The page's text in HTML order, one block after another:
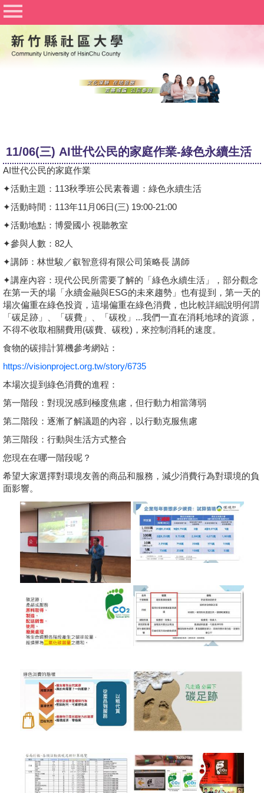
社區大學聯合網
竹北社區大學
行事曆
課程資訊
志工與社團
Q&A
文件下載
相關連結
活動花絮
影音專區
11/06(三) AI世代公民的家庭作業-綠色永續生活
AI世代公民的家庭作業
✦活動主題：113秋季班公民素養週：綠色永續生活
✦活動時間：113年11月06日(三) 19:00-21:00
✦活動地點：博愛國小 視聽教室
✦參與人數：82人
✦講師： 林世駿／叡智意得有限公司策略長 講師
✦講座內容 ： 現代公民所需要了解的「綠色永續生活」，部分觀念
在第一天的場「永續金融與ESG的未來趨勢」也有提到，第一天的
場次偏重在綠色投資，這場偏重在綠色消費，也比較詳細說明何謂
「碳足跡」、「碳費」、「碳稅」...我們一直在消耗地球的資源，
不得不收取相關費用(碳費、碳稅)，來控制消耗的速度。
食物的碳排計算機參考網站：
https://visionproject.org.tw/story/6735
本場次提到綠色消費的進程：
第一階段：對現況感到極度焦慮，但行動力相當薄弱
第二階段：逐漸了解議題的內容，以行動克服焦慮
第三階段：行動與生活方式整合
您現在在哪一階段呢？
希望大家選擇對環境友善的商品和服務，減少消費行為對環境的負
面影響。